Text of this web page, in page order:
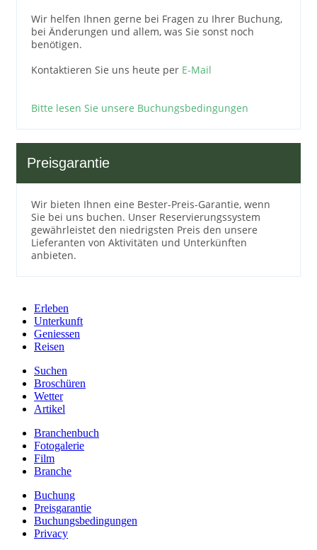
Wir helfen Ihnen gerne bei Fragen zu Ihrer Buchung,
bei Änderungen und allem, was Sie sonst noch
benötigen.
Kontaktieren Sie uns heute per E-Mail
Bitte lesen Sie unsere Buchungsbedingungen
Preisgarantie
Wir bieten Ihnen eine Bester-Preis-Garantie, wenn
Sie bei uns buchen. Unser Reservierungssystem
gewährleistet den niedrigsten Preis den unsere
Lieferanten von Aktivitäten und Unterkünften
anbieten.
Erleben
Unterkunft
Geniessen
Reisen
Suchen
Broschüren
Wetter
Artikel
Branchenbuch
Fotogalerie
Film
Branche
Buchung
Preisgarantie
Buchungsbedingungen
Privacy